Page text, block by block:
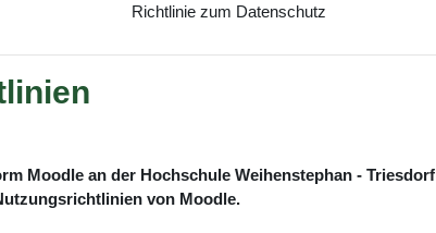
Richtlinie zum Datenschutz
Moodle an der Hochschule Weihenstephan - Triesdorf
von Moodle.